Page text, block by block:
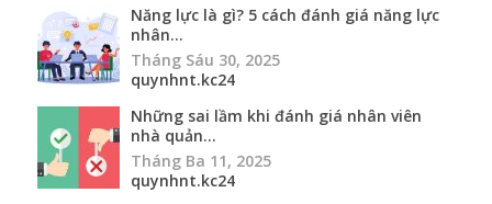
Năng lực là gì? 5 cách đánh giá năng lực
nhân...
Tháng Sáu 30, 2025
quynhnt.kc24
Những sai lầm khi đánh giá nhân viên
nhà quản...
Tháng Ba 11, 2025
quynhnt.kc24